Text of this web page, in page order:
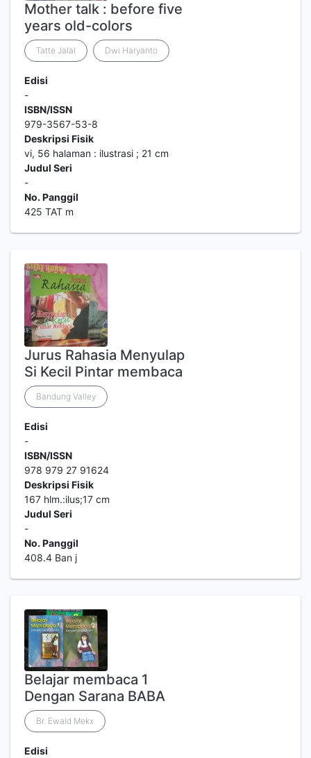
Mother talk : before five
years old-colors
Tatte Jalal Dwi Haryanto
Edisi
-
ISBN/ISSN
979-3567-53-8
Deskripsi Fisik
vi, 56 halaman : ilustrasi ; 21 cm
Judul Seri
-
No. Panggil
425 TAT m
Jurus Rahasia Menyulap
Si Kecil Pintar membaca
Bandung Valley
Edisi
-
ISBN/ISSN
978 979 27 91624
Deskripsi Fisik
167 hlm.:ilus;17 cm
Judul Seri
-
No. Panggil
408.4 Ban j
Belajar membaca 1
Dengan Sarana BABA
Br. Ewald Mekx
Edisi